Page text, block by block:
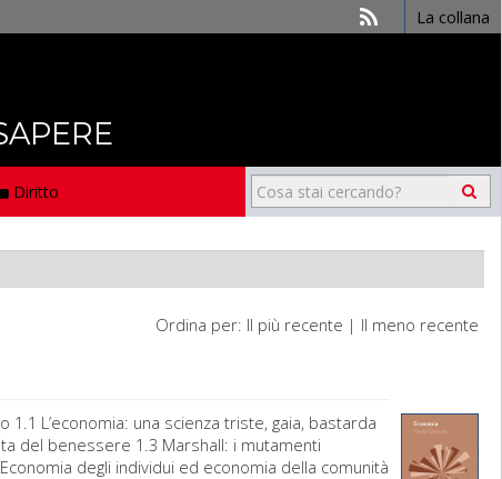
La collana
Diritto
Ordina per: Il più recente | Il meno recente
L’economia: una scienza triste, gaia, bastarda
del benessere 1.3 Marshall: i mutamenti
degli individui ed economia della comunità